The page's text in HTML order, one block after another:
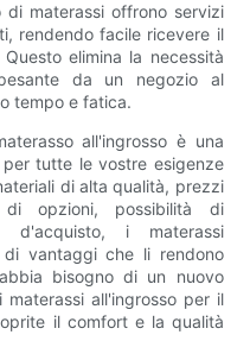
di materassi offrono servizi
rendendo facile ricevere il
elimina la necessità
da un negozio al
tempo e fatica.
all'ingrosso è una
tutte le vostre esigenze
di alta qualità, prezzi
di opzioni, possibilità di
d'acquisto, i materassi
vantaggi che li rendono
bisogno di un nuovo
materassi all'ingrosso per il
il comfort e la qualità